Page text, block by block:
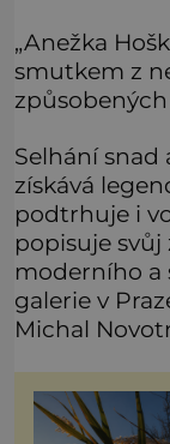
„Anežka
smutkem z
Selhání
získává
podtrhuje i
popisuje
moderního a
galerie v
Michal